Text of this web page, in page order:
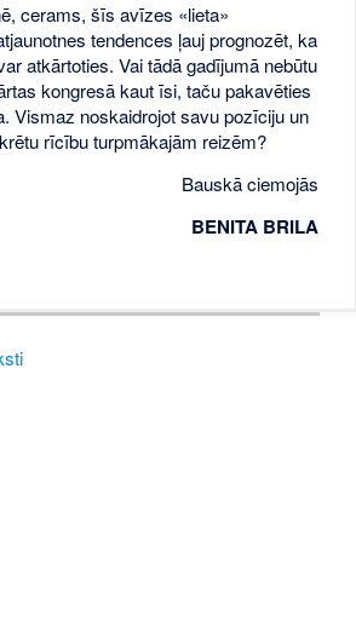
cerams, šīs avīzes «lieta»
tendences ļauj prognozēt, ka
atkārtoties. Vai tādā gadījumā nebūtu
kongresā kaut īsi, taču pakavēties
Vismaz noskaidrojot savu pozīciju un
rīcību turpmākajām reizēm?
Bauskā ciemojās
BENITA BRILA